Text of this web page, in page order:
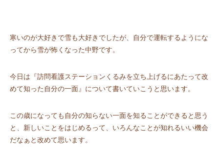
寒いのが大好きで雪も大好きでしたが、自分で運転するようにな
ってから雪が怖くなった中野です。
今日は『訪問看護ステーションくるみを立ち上げるにあたって改
めて知った自分の一面』について書いていこうと思います。
この歳になっても自分の知らない一面を知ることができると思う
と、新しいことをはじめるって、いろんなことが知れるいい機会
だなぁと改めて思います。